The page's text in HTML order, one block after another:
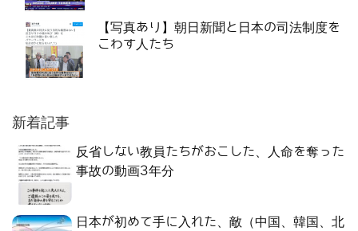
【写真あり】朝日新聞と日本の司法制度を
こわす人たち
新着記事
反省しない教員たちがおこした、人命を奪った
事故の動画3年分
日本が初めて手に入れた、敵（中国、韓国、北